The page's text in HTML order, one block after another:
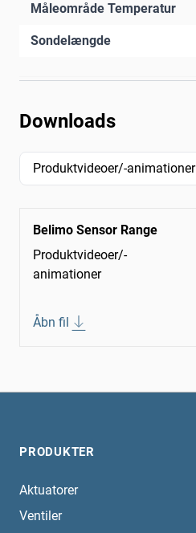
Måleområde Temperatur
Sondelængde
Downloads
Produktvideoer/-animationer
Belimo Sensor Range
Produktvideoer/-
animationer
Åbn fil
PRODUKTER
Aktuatorer
Ventiler